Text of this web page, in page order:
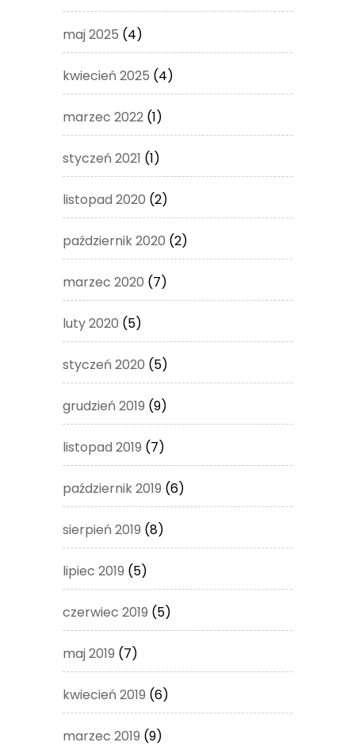
maj 2025 (4)
kwiecień 2025 (4)
marzec 2022 (1)
styczeń 2021 (1)
listopad 2020 (2)
październik 2020 (2)
marzec 2020 (7)
luty 2020 (5)
styczeń 2020 (5)
grudzień 2019 (9)
listopad 2019 (7)
październik 2019 (6)
sierpień 2019 (8)
lipiec 2019 (5)
czerwiec 2019 (5)
maj 2019 (7)
kwiecień 2019 (6)
marzec 2019 (9)